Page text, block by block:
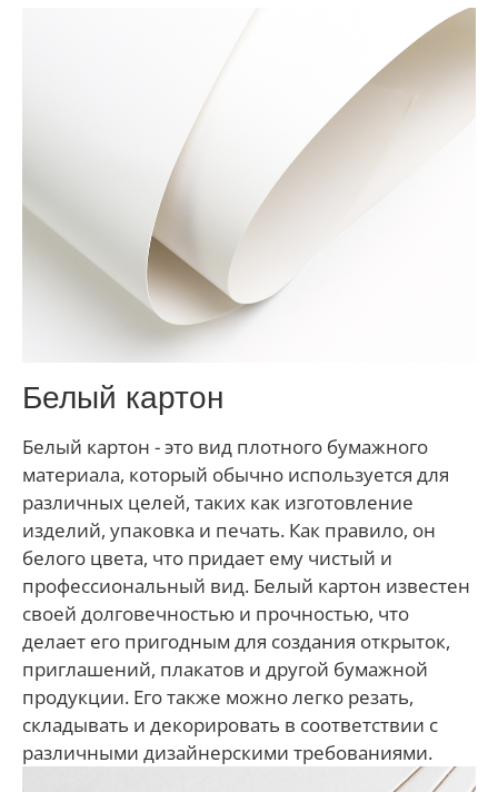
Белый картон
Белый картон - это вид плотного бумажного
материала, который обычно используется для
различных целей, таких как изготовление
изделий, упаковка и печать. Как правило, он
белого цвета, что придает ему чистый и
профессиональный вид. Белый картон известен
своей долговечностью и прочностью, что
делает его пригодным для создания открыток,
приглашений, плакатов и другой бумажной
продукции. Его также можно легко резать,
складывать и декорировать в соответствии с
различными дизайнерскими требованиями.